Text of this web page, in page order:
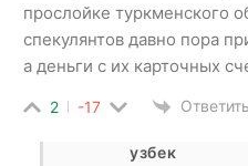
прослойке туркменского
спекулянтов давно пора
а деньги с их карточных
2 -17 Ответить
узбек